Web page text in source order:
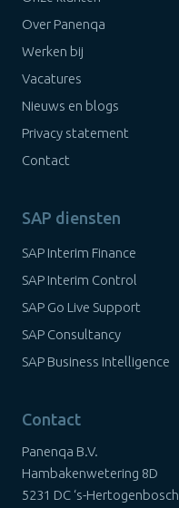
Over Panenqa
Werken bij
Vacatures
Nieuws en blogs
Privacy statement
Contact
SAP diensten
SAP Interim Finance
SAP Interim Control
SAP Go Live Support
SAP Consultancy
SAP Business Intelligence
Contact
Panenqa B.V.
Hambakenwetering 8D
5231 DC ‘s-Hertogenbosch